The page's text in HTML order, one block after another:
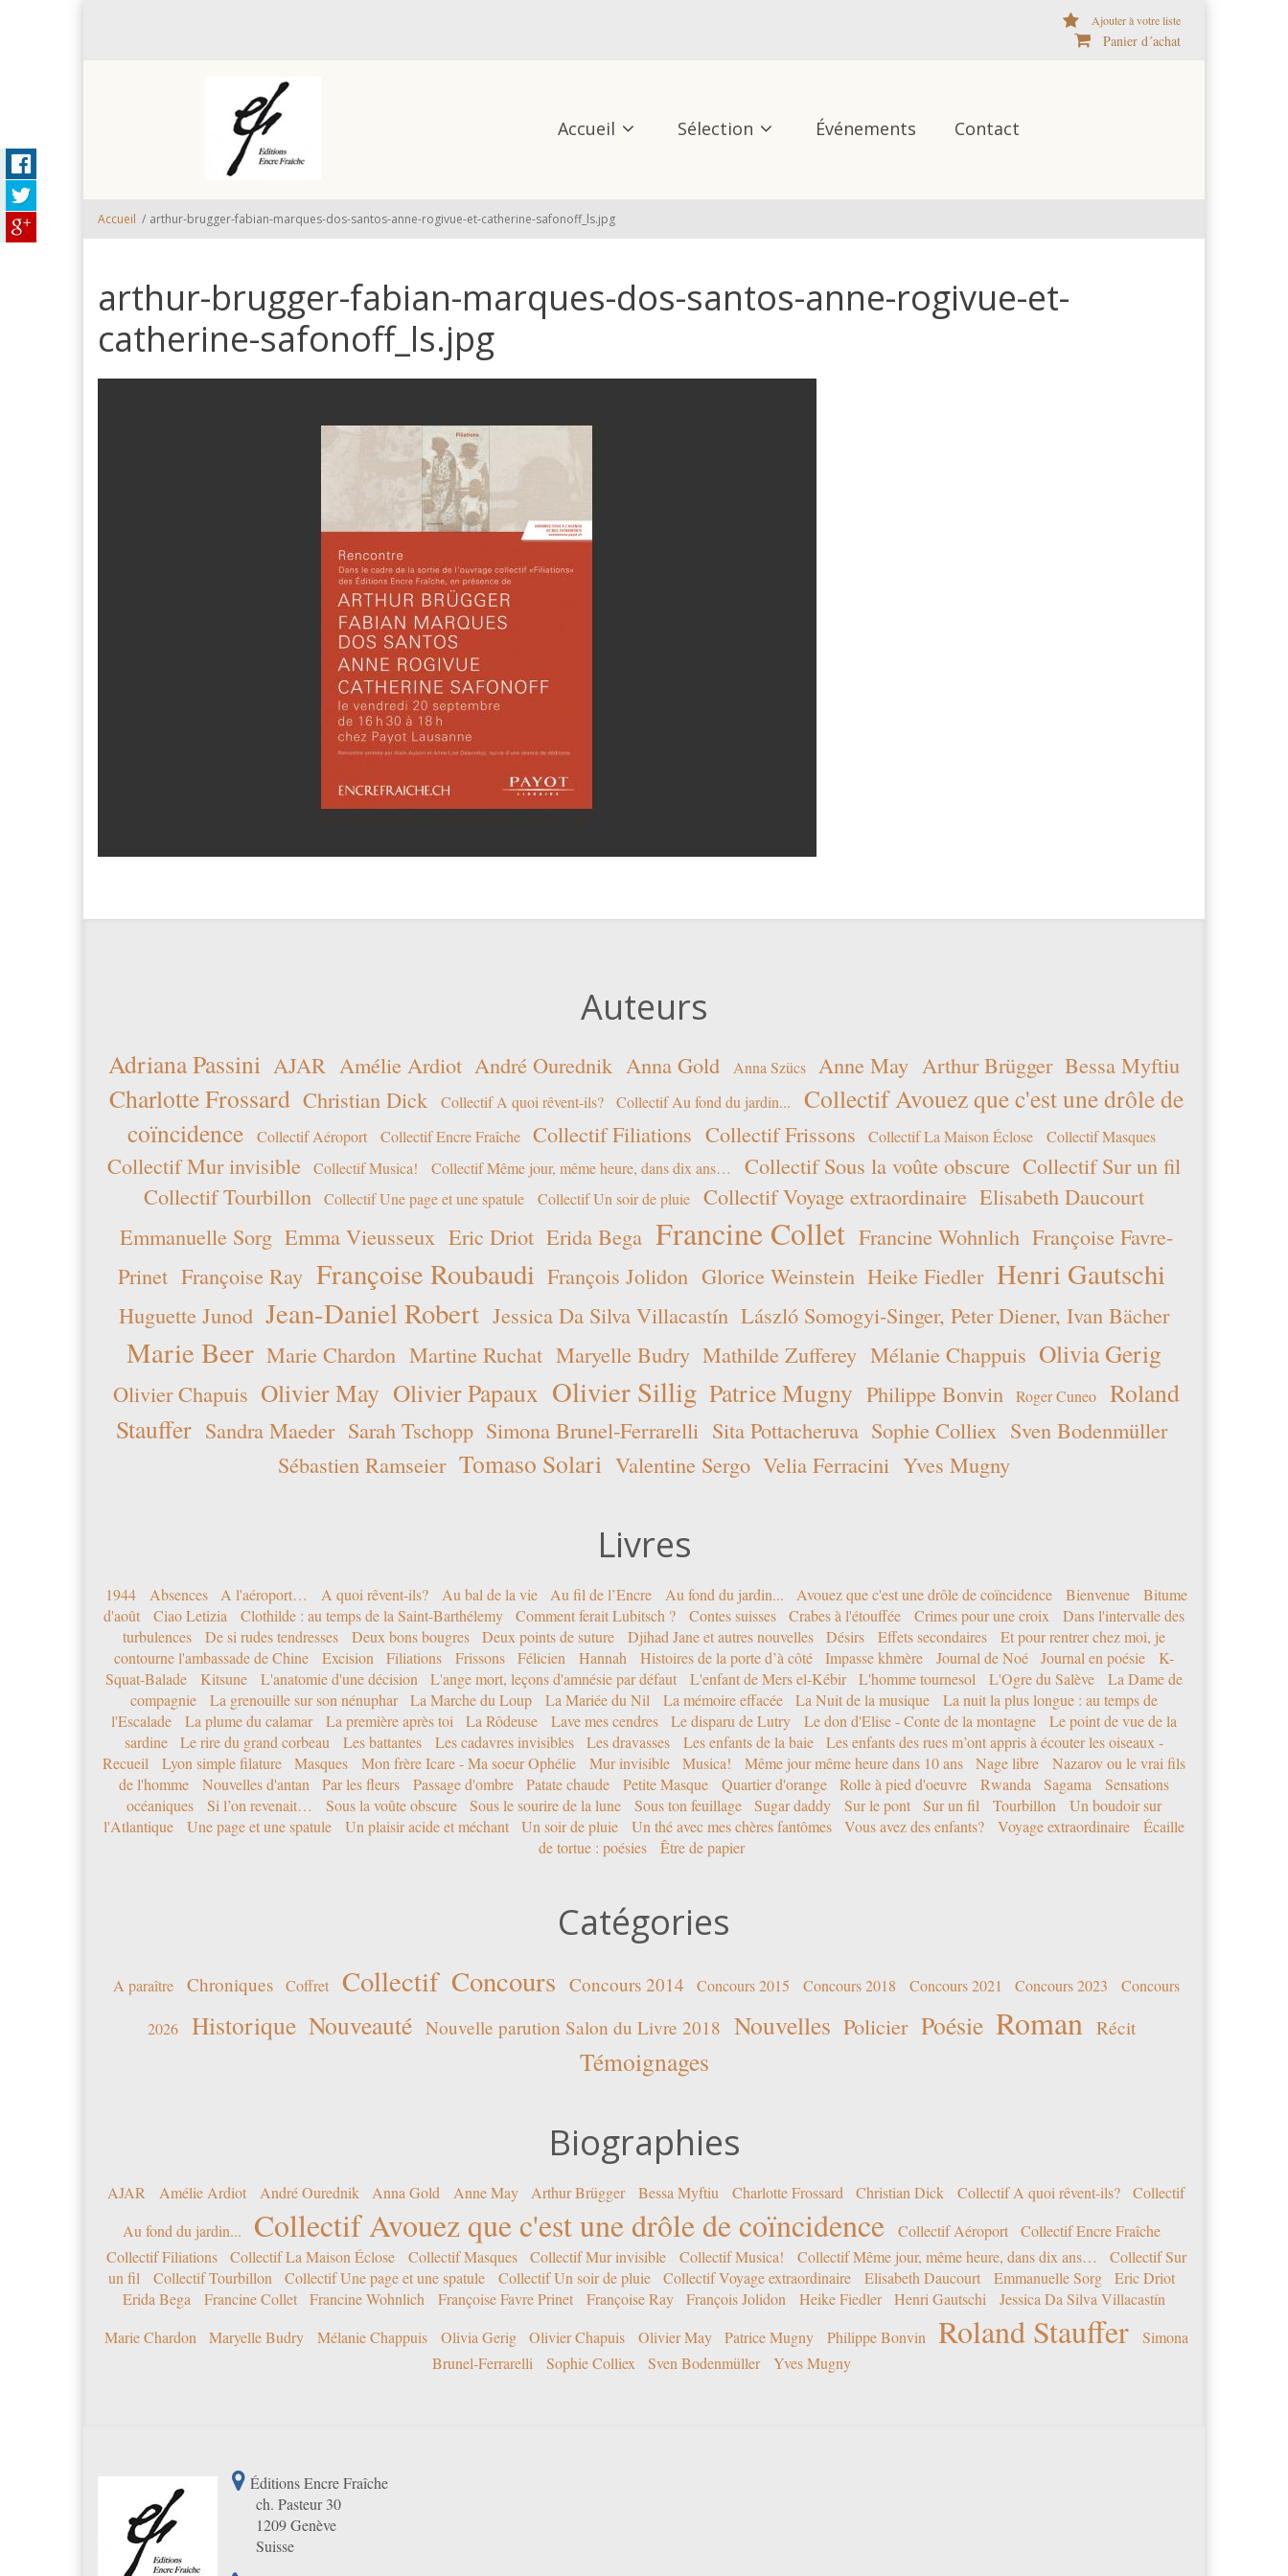
Ajouter à votre liste
Panier d´achat
Accueil Sélection Événements Contact
Accueil / arthur-brugger-fabian-marques-dos-santos-anne-rogivue-et-catherine-safonoff_ls.jpg
arthur-brugger-fabian-marques-dos-santos-anne-rogivue-et-
catherine-safonoff_ls.jpg
Auteurs
Adriana Passini AJAR Amélie Ardiot André Ourednik Anna Gold Anna Szücs Anne May Arthur Brügger Bessa Myftiu
Charlotte Frossard Christian Dick Collectif A quoi rêvent-ils? Collectif Au fond du jardin...
Collectif Avouez que c'est une drôle de
coïncidence
Collectif Aéroport Collectif Encre Fraîche Collectif Filiations Collectif Frissons Collectif La Maison Éclose Collectif Masques
Collectif Mur invisible Collectif Musica! Collectif Même jour, même heure, dans dix ans… Collectif Sous la voûte obscure Collectif Sur un fil
Collectif Tourbillon
Collectif Une page et une spatule Collectif Un soir de pluie Collectif Voyage extraordinaire Elisabeth Daucourt
Emmanuelle Sorg Emma Vieusseux Eric Driot Erida Bega Francine Collet Francine Wohnlich Françoise Favre-
Prinet Françoise Ray Françoise Roubaudi François Jolidon Glorice Weinstein Heike Fiedler Henri Gautschi
Huguette Junod Jean-Daniel Robert Jessica Da Silva Villacastín László Somogyi-Singer, Peter Diener, Ivan Bächer
Marie Beer Marie Chardon Martine Ruchat Maryelle Budry Mathilde Zufferey Mélanie Chappuis Olivia Gerig
Olivier Chapuis Olivier May Olivier Papaux Olivier Sillig Patrice Mugny Philippe Bonvin Roger Cuneo
Roland
Stauffer Sandra Maeder Sarah Tschopp Simona Brunel-Ferrarelli Sita Pottacheruva Sophie Colliex Sven Bodenmüller
Sébastien Ramseier Tomaso Solari Valentine Sergo Velia Ferracini Yves Mugny
Livres
1944 Absences A l'aéroport… A quoi rêvent-ils? Au bal de la vie Au fil de l’Encre Au fond du jardin... Avouez que c'est une drôle de coïncidence Bienvenue
Bitume
d'août
Ciao Letizia Clothilde : au temps de la Saint-Barthélemy Comment ferait Lubitsch ? Contes suisses Crabes à l'étouffée Crimes pour une croix
Dans l'intervalle des
turbulences
De si rudes tendresses Deux bons bougres Deux points de suture Djihad Jane et autres nouvelles Désirs Effets secondaires
Et pour rentrer chez moi, je
contourne l'ambassade de Chine
Excision Filiations Frissons Félicien Hannah Histoires de la porte d’à côté Impasse khmère Journal de Noé Journal en poésie
K-
Squat-Balade
Kitsune L'anatomie d'une décision L'ange mort, leçons d'amnésie par défaut L'enfant de Mers el-Kébir L'homme tournesol L'Ogre du Salève
La Dame de
compagnie
La grenouille sur son nénuphar La Marche du Loup La Mariée du Nil La mémoire effacée La Nuit de la musique
La nuit la plus longue : au temps de
l'Escalade
La plume du calamar La première après toi La Rôdeuse Lave mes cendres Le disparu de Lutry Le don d'Elise - Conte de la montagne
Le point de vue de la
sardine
Le rire du grand corbeau Les battantes Les cadavres invisibles Les dravasses Les enfants de la baie
Les enfants des rues m’ont appris à écouter les oiseaux -
Recueil
Lyon simple filature Masques Mon frère Icare - Ma soeur Ophélie Mur invisible Musica! Même jour même heure dans 10 ans Nage libre
Nazarov ou le vrai fils
de l'homme
Nouvelles d'antan Par les fleurs Passage d'ombre Patate chaude Petite Masque Quartier d'orange Rolle à pied d'oeuvre Rwanda Sagama
Sensations
océaniques
Si l’on revenait… Sous la voûte obscure Sous le sourire de la lune Sous ton feuillage Sugar daddy Sur le pont Sur un fil Tourbillon
Un boudoir sur
l'Atlantique
Une page et une spatule Un plaisir acide et méchant Un soir de pluie Un thé avec mes chères fantômes Vous avez des enfants? Voyage extraordinaire
Écaille
de tortue : poésies
Être de papier
Catégories
A paraître Chroniques Coffret Collectif Concours Concours 2014 Concours 2015 Concours 2018 Concours 2021 Concours 2023 Concours
2026 Historique Nouveauté Nouvelle parution Salon du Livre 2018 Nouvelles Policier Poésie Roman Récit
Témoignages
Biographies
AJAR Amélie Ardiot André Ourednik Anna Gold Anne May Arthur Brügger Bessa Myftiu Charlotte Frossard Christian Dick Collectif A quoi rêvent-ils?
Collectif
Au fond du jardin...
Collectif Avouez que c'est une drôle de coïncidence Collectif Aéroport
Collectif Encre Fraîche
Collectif Filiations
Collectif La Maison Éclose Collectif Masques Collectif Mur invisible Collectif Musica! Collectif Même jour, même heure, dans dix ans…
Collectif Sur
un fil
Collectif Tourbillon Collectif Une page et une spatule Collectif Un soir de pluie Collectif Voyage extraordinaire Elisabeth Daucourt Emmanuelle Sorg
Eric Driot
Erida Bega
Francine Collet Francine Wohnlich Françoise Favre Prinet Françoise Ray François Jolidon Heike Fiedler Henri Gautschi
Jessica Da Silva Villacastín
Marie Chardon
Maryelle Budry Mélanie Chappuis Olivia Gerig Olivier Chapuis Olivier May Patrice Mugny Philippe Bonvin Roland Stauffer
Simona
Brunel-Ferrarelli
Sophie Colliex Sven Bodenmüller Yves Mugny
Éditions Encre Fraîche
ch. Pasteur 30
1209 Genève
Suisse